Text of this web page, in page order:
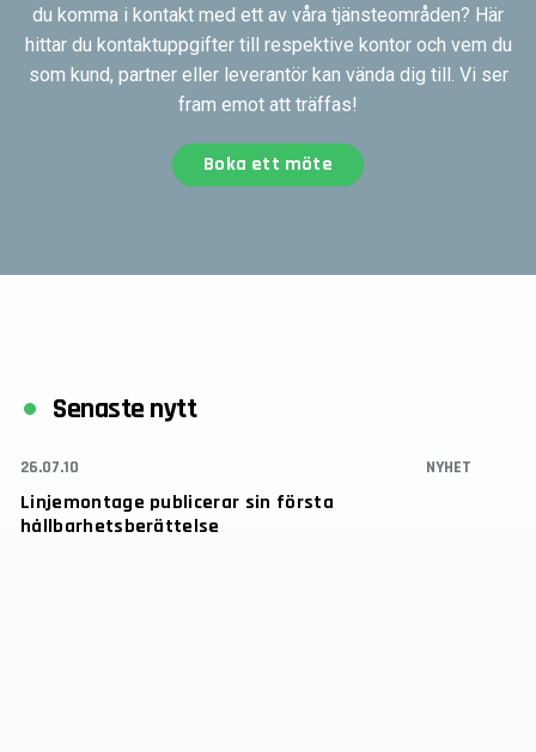
du komma i kontakt med ett av våra tjänsteområden? Här
hittar du kontaktuppgifter till respektive kontor och vem du
som kund, partner eller leverantör kan vända dig till. Vi ser
fram emot att träffas!
Boka ett möte
Senaste nytt
Linjemontage publicerar sin första
hållbarhetsberättelse
26.07.10 NYHET